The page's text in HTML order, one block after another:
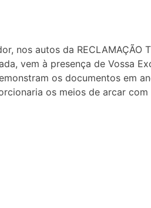
nos autos da RECLAMAÇÃO
vem à presença de Vossa
os documentos em
os meios de arcar